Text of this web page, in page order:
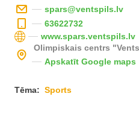
spars@ventspils.lv
63622732
www.spars.ventspils.lv
Olimpiskais centrs
Apskatīt Google maps
Tēma: Sports